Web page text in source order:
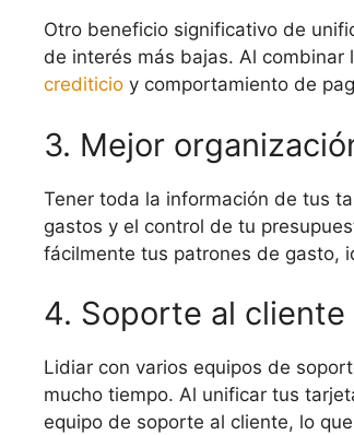
Otro beneficio significativo de
de interés más bajas. Al
crediticio y comportamiento de
3. Mejor
Tener toda la información de tus
gastos y el control de tu
fácilmente tus patrones de gasto,
4. Soporte al
Lidiar con varios equipos de
mucho tiempo. Al unificar tus
equipo de soporte al cliente, lo